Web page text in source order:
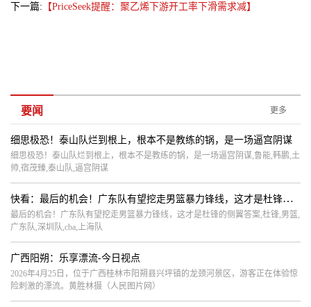
下一篇: 【PriceSeek提醒：聚乙烯下游开工率下滑需求减】
要闻 更多
细思极恐！泰山队烂到根上，根本不是教练的锅，是一场逼宫阴谋
细思极恐！泰山队烂到根上，根本不是教练的锅，是一场逼宫阴谋,鲁能,韩鹏,土
帅,宿茂臻,泰山队,逼宫阴谋
快看：最后的机会！广东队有望挖走男篮暴力锋线，这才是杜锋的侧翼答案
最后的机会！广东队有望挖走男篮暴力锋线，这才是杜锋的侧翼答案,杜锋,男篮,
广东队,深圳队,cba,上海队
广西阳朔：乐享漂流-今日视点
2026年4月25日，位于广西桂林市阳朔县兴坪镇的龙颈河景区，游客正在体验惊
险刺激的漂流。黄胜林摄（人民图片网）